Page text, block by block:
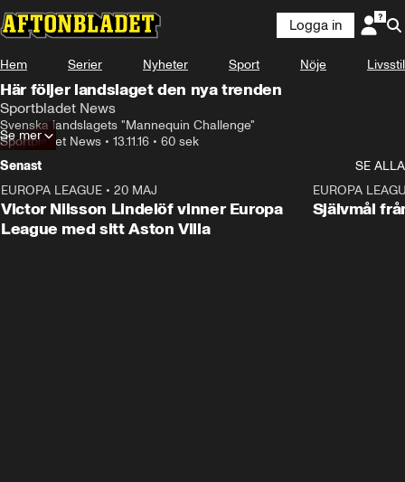
Logga in
Hem Serier Nyheter Sport Nöje Livsstil
Här följer landslaget den nya trenden
Sportbladet News
Svenska landslagets "Mannequin Challenge"
Sportbladet News • 13.11.16 • 60 sek
Se mer
Senast
SE ALLA
EUROPA LEAGUE • 20 MAJ
Victor Nilsson Lindelöf vinner Europa
League med sitt Aston Villa
EUROPA
Självmål